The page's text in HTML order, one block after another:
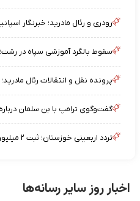
رودری و رئال مادرید؛ خبرنگار
سقوط بالگرد آموزشی سپاه در
پرونده نقل و انتقالات رئال
گفت‌وگوی ترامپ با بن سلمان
تردد اربعینی خوزستان؛ ثبت ۲ میلیون و ۱۷۰ هزار گذر از شلمچه و چذابه